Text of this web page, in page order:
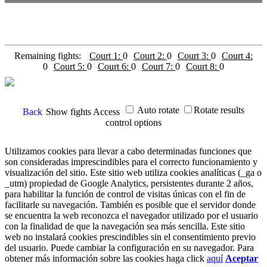
Remaining fights: Court 1: 0 Court 2: 0 Court 3: 0 Court 4:
0 Court 5: 0 Court 6: 0 Court 7: 0 Court 8: 0
Back Auto rotate Rotate results
Show fightsAccess
control options
Utilizamos cookies para llevar a cabo determinadas funciones que
son consideradas imprescindibles para el correcto funcionamiento y
visualización del sitio. Este sitio web utiliza cookies analíticas (_ga o
_utm) propiedad de Google Analytics, persistentes durante 2 años,
para habilitar la función de control de visitas únicas con el fin de
facilitarle su navegación. También es posible que el servidor donde
se encuentra la web reconozca el navegador utilizado por el usuario
con la finalidad de que la navegación sea más sencilla. Este sitio
web no instalará cookies prescindibles sin el consentimiento previo
del usuario. Puede cambiar la configuración en su navegador. Para
obtener más información sobre las cookies haga click aquí Aceptar